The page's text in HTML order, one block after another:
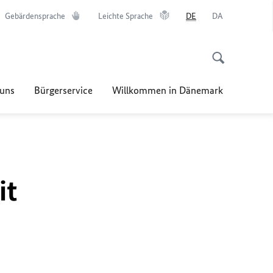
Gebärdensprache Leichte Sprache DE DA
Bürgerservice Willkommen in Dänemark